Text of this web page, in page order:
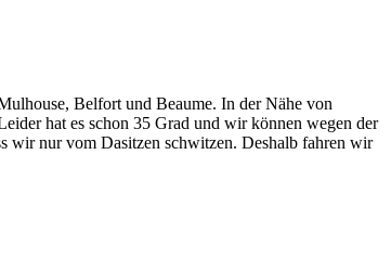
Belfort und Beaume. In der Nähe von
hat es schon 35 Grad und wir können wegen der
wir nur vom Dasitzen schwitzen. Deshalb fahren wir